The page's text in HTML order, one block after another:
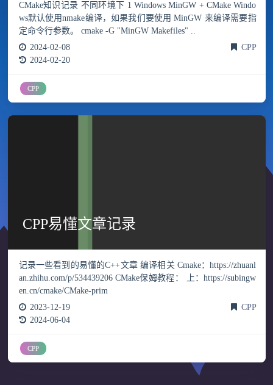
CMake知识记录 不同环境下 1 Windows MinGW + CMake Windo
ws默认使用nmake编译，如果我们要使用 MinGW 来编译需要指
定命令行参数。 cmake -G "MinGW Makefiles" ..
2024-02-08
2024-02-20
CPP
CPP
CPP易懂文章记录
记录一些看到的易懂的C++文章 编译相关 Cmake：https://zhuanl
an.zhihu.com/p/534439206 CMake保姆教程： 上：https://subingw
en.cn/cmake/CMake-prim
2023-12-19
2024-06-04
CPP
CPP